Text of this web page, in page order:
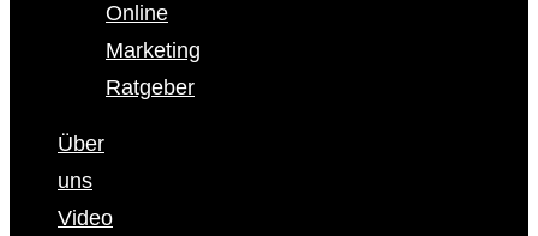
Online
Marketing
Ratgeber
Über
uns
Video